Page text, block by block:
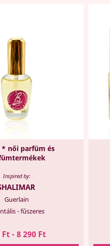
* női parfüm és
Inspired by:
Guerlain
- fűszeres
Ft - 8 290 Ft